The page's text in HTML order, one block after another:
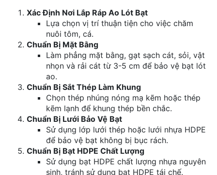
Xác Định Nơi Lắp Ráp Ao Lót Bạt
Lựa chọn vị trí thuận tiện cho việc chăm
nuôi tôm, cá.
Chuẩn Bị Mặt Bằng
Làm phẳng mặt bằng, gạt sạch cát, sỏi, vật
nhọn và rải cát từ 3-5 cm để bảo vệ bạt lót
ao.
Chuẩn Bị Sắt Thép Làm Khung
Chọn thép nhúng nóng mạ kẽm hoặc thép
kẽm lạnh để khung thép bền chắc.
Chuẩn Bị Lưới Bảo Vệ Bạt
Sử dụng lớp lưới thép hoặc lưới nhựa HDPE
để bảo vệ bạt không bị bục rách.
Chuẩn Bị Bạt HDPE Chất Lượng
Sử dụng bạt HDPE chất lượng nhựa nguyên
sinh, tránh sử dụng bạt HDPE tái chế.